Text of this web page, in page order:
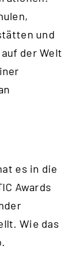
und
der Welt
es in die
Awards
Wie das
.